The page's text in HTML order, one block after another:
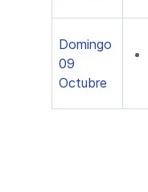
Domingo
09
Octubre